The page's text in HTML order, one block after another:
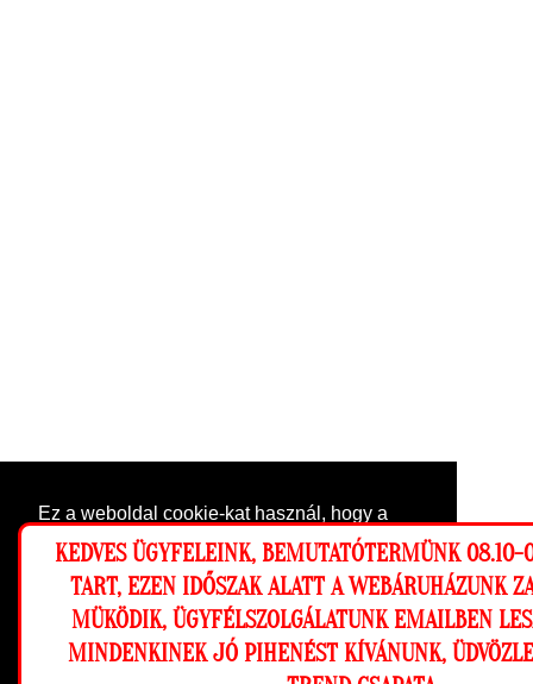
Ez a weboldal cookie-kat használ, hogy a
lehető legjobb élményt nyújtsa honlapunkon.
Beállítások
Elutasítom Engedélyezem
KEDVES ÜGYFELEINK, BEMUTATÓTERMÜNK
TART, EZEN IDŐSZAK ALATT A WEBÁRUHÁZUNK
MÜKÖDIK, ÜGYFÉLSZOLGÁLATUNK EMAILBEN
MINDENKINEK JÓ PIHENÉST KÍVÁNUNK,